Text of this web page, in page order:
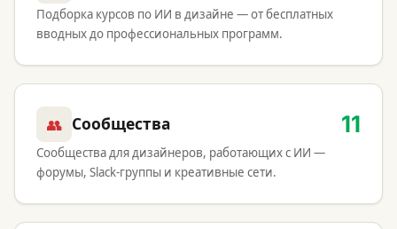
Подборка курсов по ИИ в дизайне — от бесплатных
вводных до профессиональных программ.
👥 Сообщества 11
Сообщества для дизайнеров, работающих с ИИ —
форумы, Slack-группы и креативные сети.